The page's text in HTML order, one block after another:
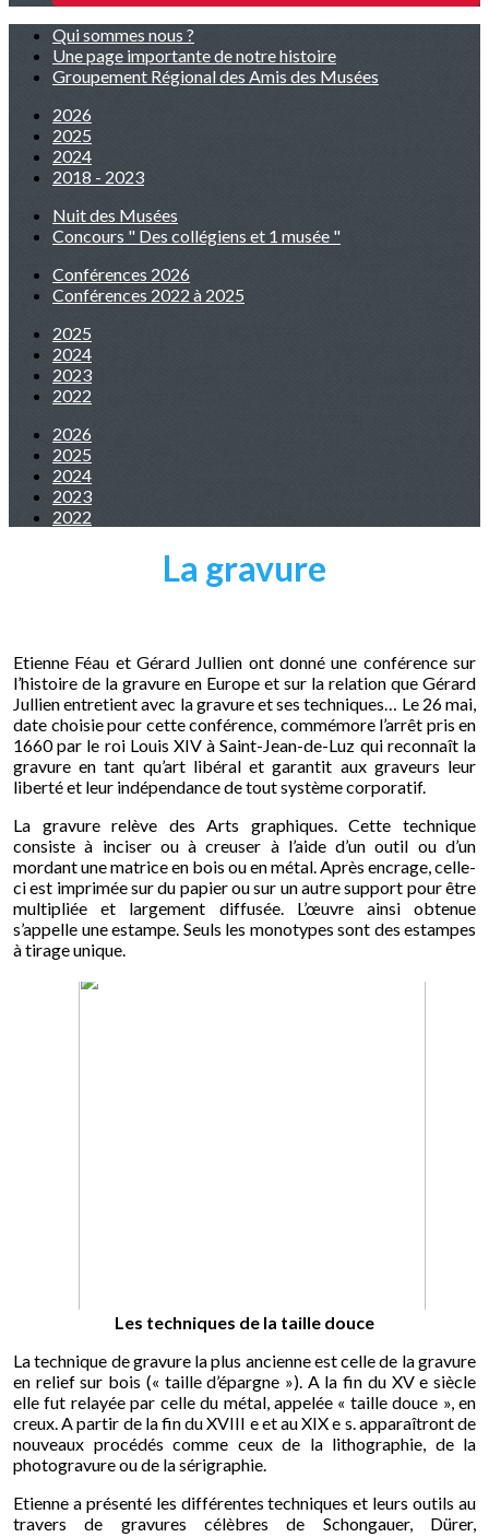
Qui sommes nous ?
Une page importante de notre histoire
Groupement Régional des Amis des Musées
2026
2025
2024
2018 - 2023
Nuit des Musées
Concours " Des collégiens et 1 musée "
Conférences 2026
Conférences 2022 à 2025
2025
2024
2023
2022
2026
2025
2024
2023
2022
La gravure
Etienne Féau et Gérard Jullien ont donné une conférence sur
l’histoire de la gravure en Europe et sur la relation que Gérard
Jullien entretient avec la gravure et ses techniques… Le 26 mai,
date choisie pour cette conférence, commémore l’arrêt pris en
1660 par le roi Louis XIV à Saint-Jean-de-Luz qui reconnaît la
gravure en tant qu’art libéral et garantit aux graveurs leur
liberté et leur indépendance de tout système corporatif.
La gravure relève des Arts graphiques. Cette technique
consiste à inciser ou à creuser à l’aide d’un outil ou d’un
mordant une matrice en bois ou en métal. Après encrage, celle-
ci est imprimée sur du papier ou sur un autre support pour être
multipliée et largement diffusée. L’œuvre ainsi obtenue
s’appelle une estampe. Seuls les monotypes sont des estampes
à tirage unique.
Les techniques de la taille douce
La technique de gravure la plus ancienne est celle de la gravure
en relief sur bois (« taille d’épargne »). A la fin du XV e siècle
elle fut relayée par celle du métal, appelée « taille douce », en
creux. A partir de la fin du XVIII e et au XIX e s. apparaîtront de
nouveaux procédés comme ceux de la lithographie, de la
photogravure ou de la sérigraphie.
Etienne a présenté les différentes techniques et leurs outils au
travers de gravures célèbres de Schongauer, Dürer,